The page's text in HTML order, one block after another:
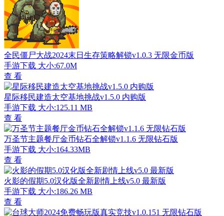
全民僵尸大战2024末日生存策略解锁v1.0.3 无限金币版
手游下载 大小:67.0M
查 看
星际移民建造太空基地挑战v1.5.0 内购版
手游下载 大小:125.11 MB
查 看
万圣节主题餐厅金币钻石全解锁v1.1.6 无限钻石版
手游下载 大小:164.33MB
查 看
火影的假期5.0汉化版全新剧情上线v5.0 最新版
手游下载 大小:186.26 MB
查 看